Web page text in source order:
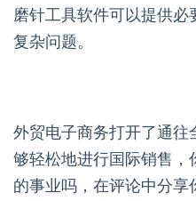
磨针工具软件可以提供
复杂问题。
外贸电子商务打开了通
够轻松地进行国际销售，
的事业吗，在评论中分